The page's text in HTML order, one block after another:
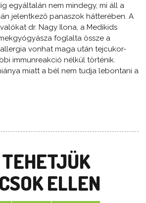
egyáltalán nem mindegy, mi áll a
jelentkező panaszok hátterében. A
dr. Nagy Ilona, a Medikids
foglalta össze a
vonhat maga után tejcukor-
immunreakció nélkül történik.
miatt a bél nem tudja lebontani a
ELLEN